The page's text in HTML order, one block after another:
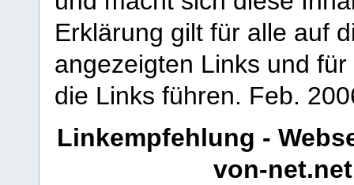
Erklärung gilt für alle auf
angezeigten Links und
die Links führen. Feb.
Linkempfehlung -
von-net.net